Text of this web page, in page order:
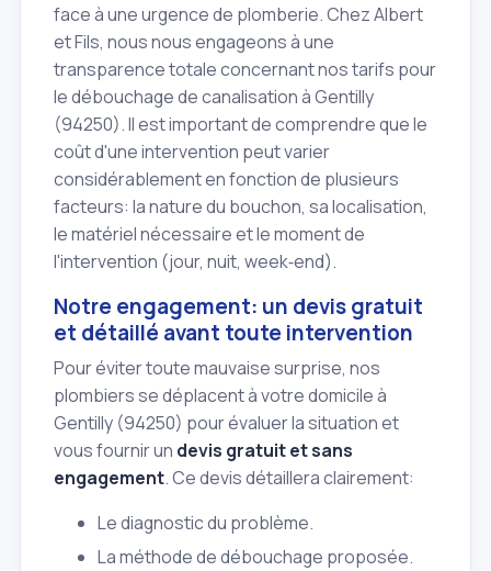
face à une urgence de plomberie. Chez Albert
et Fils, nous nous engageons à une
transparence totale concernant nos tarifs pour
le débouchage de canalisation à Gentilly
(94250). Il est important de comprendre que le
coût d'une intervention peut varier
considérablement en fonction de plusieurs
facteurs: la nature du bouchon, sa localisation,
le matériel nécessaire et le moment de
l'intervention (jour, nuit, week‑end).
Notre engagement: un devis gratuit
et détaillé avant toute intervention
Pour éviter toute mauvaise surprise, nos
plombiers se déplacent à votre domicile à
Gentilly (94250) pour évaluer la situation et
vous fournir un devis gratuit et sans
engagement. Ce devis détaillera clairement:
Le diagnostic du problème.
La méthode de débouchage proposée.